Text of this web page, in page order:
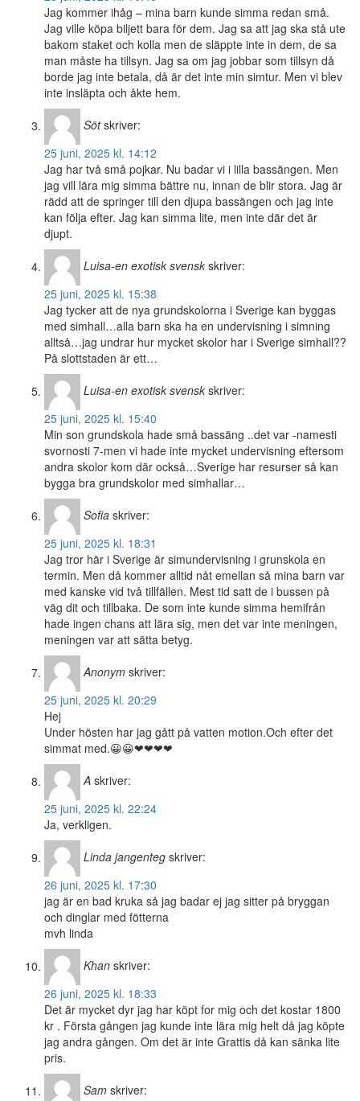
Jag kommer ihåg – mina barn kunde simma redan små.
Jag ville köpa biljett bara för dem. Jag sa att jag ska stå ute
bakom staket och kolla men de släppte inte in dem, de sa
man måste ha tillsyn. Jag sa om jag jobbar som tillsyn då
borde jag inte betala, då är det inte min simtur. Men vi blev
inte insläpta och åkte hem.
Söt skriver:
25 juni, 2025 kl. 14:12
Jag har två små pojkar. Nu badar vi i lilla bassängen. Men
jag vill lära mig simma bättre nu, innan de blir stora. Jag är
rädd att de springer till den djupa bassängen och jag inte
kan följa efter. Jag kan simma lite, men inte där det är
djupt.
Luisa-en exotisk svensk skriver:
25 juni, 2025 kl. 15:38
Jag tycker att de nya grundskolorna i Sverige kan byggas
med simhall…alla barn ska ha en undervisning i simning
alltså…jag undrar hur mycket skolor har i Sverige simhall??
På slottstaden är ett…
Luisa-en exotisk svensk skriver:
25 juni, 2025 kl. 15:40
Min son grundskola hade små bassäng ..det var -namesti
svornosti 7-men vi hade inte mycket undervisning eftersom
andra skolor kom där också…Sverige har resurser så kan
bygga bra grundskolor med simhallar…
Sofia skriver:
25 juni, 2025 kl. 18:31
Jag tror här i Sverige är simundervisning i grunskola en
termin. Men då kommer alltid nåt emellan så mina barn var
med kanske vid två tillfällen. Mest tid satt de i bussen på
väg dit och tillbaka. De som inte kunde simma hemifrån
hade ingen chans att lära sig, men det var inte meningen,
meningen var att sätta betyg.
Anonym skriver:
25 juni, 2025 kl. 20:29
Hej
Under hösten har jag gått på vatten motion.Och efter det
simmat med.😀😀❤❤❤❤
A skriver:
25 juni, 2025 kl. 22:24
Ja, verkligen.
Linda jangenteg skriver:
26 juni, 2025 kl. 17:30
jag är en bad kruka så jag badar ej jag sitter på bryggan
och dinglar med fötterna
mvh linda
Khan skriver:
26 juni, 2025 kl. 18:33
Det är mycket dyr jag har köpt for mig och det kostar 1800
kr . Första gången jag kunde inte lära mig helt då jag köpte
jag andra gången. Om det är inte Grattis då kan sänka lite
pris.
Sam skriver: